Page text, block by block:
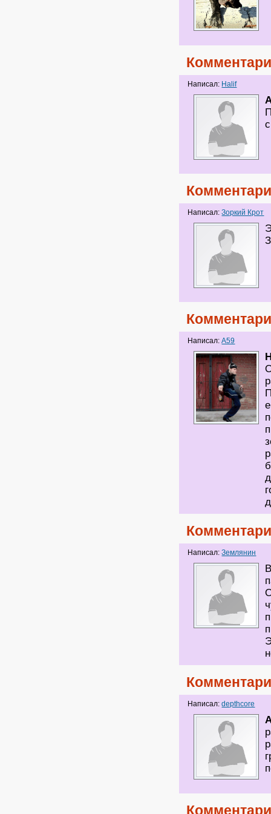
Написал: Halif
Написал:Зоркий Крот
Написал:A59
Написал:Землянин
Написал:depthcore